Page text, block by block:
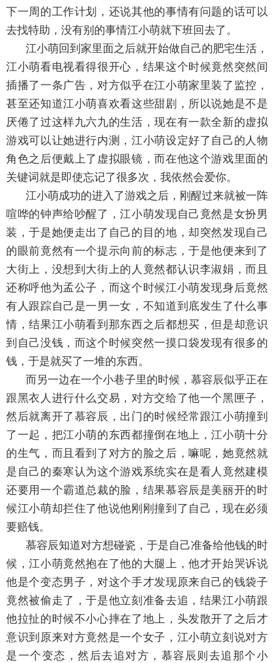
下一周的工作计划，还说其他的事情有问题的话可以
去找特助，没有别的事情江小萌就下班回去了。
江小萌回到家里面之后就开始做自己的肥宅生活，
江小萌看电视看得很开心，结果这个时候竟然突然间
插播了一条广告，对方似乎在江小萌家里装了监控，
甚至还知道江小萌喜欢看这些甜剧，所以说她是不是
厌倦了过这样九六九的生活，现在有一款全新的虚拟
游戏可以让她进行内测，江小萌设定好了自己的人物
角色之后便戴上了虚拟眼镜，而在他这个游戏里面的
关键词就是即使忘记了很多次，我依然会爱你。
江小萌成功的进入了游戏之后，刚醒过来就被一阵
喧哗的钟声给吵醒了，江小萌发现自己竟然是女扮男
装，于是她便走出了自己的目的地，却突然发现自己
的眼前竟然有一个提示向前的标志，于是他便来到了
大街上，没想到大街上的人竟然都认识李淑娟，而且
还称呼他为孟公子，而这个时候江小萌发现身后竟然
有人跟踪自己是一男一女，不知道到底发生了什么事
情，结果江小萌看到那东西之后都想买，但是却意识
到自己没钱，而这个时候突然一摸口袋发现有很多的
钱，于是就买了一堆的东西。
而另一边在一个小巷子里的时候，慕容辰似乎正在
跟黑衣人进行什么交易，对方交给了他一个黑匣子，
然后就离开了慕容辰，出门的时候经常跟江小萌撞到
了一起，把江小萌的东西都撞倒在地上，江小萌十分
的生气，而且看到了对方的脸之后，嘛呢，她竟然就
是自己的秦寒认为这个游戏系统实在是看人竟然建模
还要用一个霸道总裁的脸，结果慕容辰是美丽开的时
候江小萌却拦住了他说他刚刚撞到了自己，现在必须
要赔钱。
慕容辰知道对方想碰瓷，于是自己准备给他钱的时
候，江小萌竟然抱在了他的大腿上，他才开始哭诉说
他是个变态男子，对这个手才发现原来自己的钱袋子
竟然被偷走了，于是他立刻准备去追，结果江小萌跟
他拉扯的时候不小心摔在了地上，头发散开了之后才
意识到原来对方竟然是一个女子，江小萌立刻说对方
是一个变态，然后去追对方，慕容辰则去追那个小